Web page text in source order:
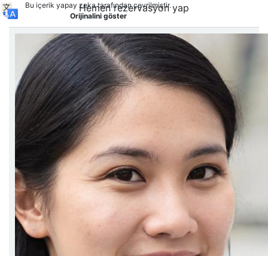
Bu içerik yapay zeka tarafından çevrilmiştir.
Orijinalini göster
Hemen rezervasyon yap